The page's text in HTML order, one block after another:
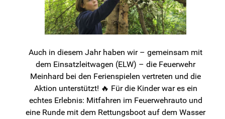
Auch in diesem Jahr haben wir – gemeinsam mit
dem Einsatzleitwagen (ELW) – die Feuerwehr
Meinhard bei den Ferienspielen vertreten und die
Aktion unterstützt! 🔥 Für die Kinder war es ein
echtes Erlebnis: Mitfahren im Feuerwehrauto und
eine Runde mit dem Rettungsboot auf dem Wasser